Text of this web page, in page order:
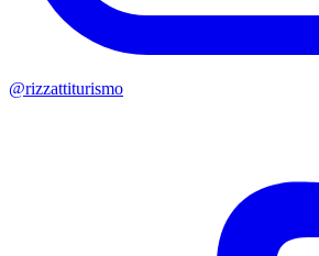
@rizzattiturismo